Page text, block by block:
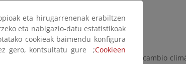
en España (2021)
síntesis de los principales impactos del cambio
eta hirugarrenenak erabiltzen
eta nabigazio-datu estatistikoak
cookieak baimendu konfigura
gero, kontsultatu gure ;Cookieen